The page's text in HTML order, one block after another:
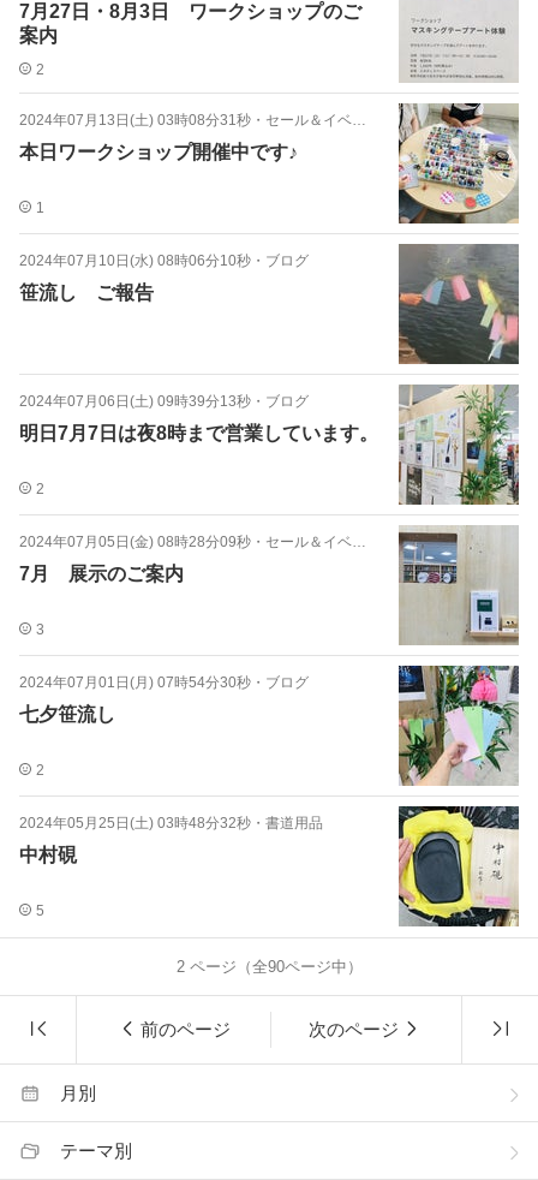
7月27日・8月3日 ワークショップのご
案内
2
2024年07月13日(土) 03時08分31秒 ・ セール＆イベント
本日ワークショップ開催中です♪
1
2024年07月10日(水) 08時06分10秒 ・ ブログ
笹流し ご報告
2024年07月06日(土) 09時39分13秒 ・ ブログ
明日7月7日は夜8時まで営業しています。
2
2024年07月05日(金) 08時28分09秒 ・ セール＆イベント
7月 展示のご案内
3
2024年07月01日(月) 07時54分30秒 ・ ブログ
七夕笹流し
2
2024年05月25日(土) 03時48分32秒 ・ 書道用品
中村硯
5
2ページ（全90ページ中）
前のページ 次のページ
月別
テーマ別